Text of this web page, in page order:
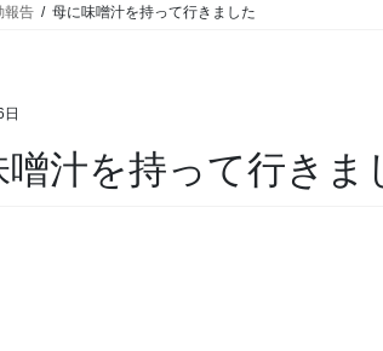
報告 母に味噌汁を持って行きました
噌汁を持って行きま